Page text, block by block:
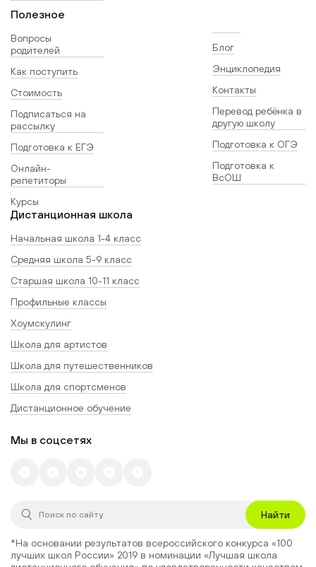
Полезное
Вопросы
родителей
Как поступить
Стоимость
Подписаться на
рассылку
Подготовка к ЕГЭ
Онлайн-
репетиторы
Курсы
Блог
Энциклопедия
Контакты
Перевод ребёнка в
другую школу
Подготовка к ОГЭ
Подготовка к
ВсОШ
Дистанционная школа
Начальная школа 1-4 класс
Средняя школа 5-9 класс
Старшая школа 10-11 класс
Профильные классы
Хоумскулинг
Школа для артистов
Школа для путешественников
Школа для спортсменов
Дистанционное обучение
Мы в соцсетях
Найти
*На основании результатов всероссийского конкурса «100
лучших школ России» 2019 в номинации «Лучшая школа